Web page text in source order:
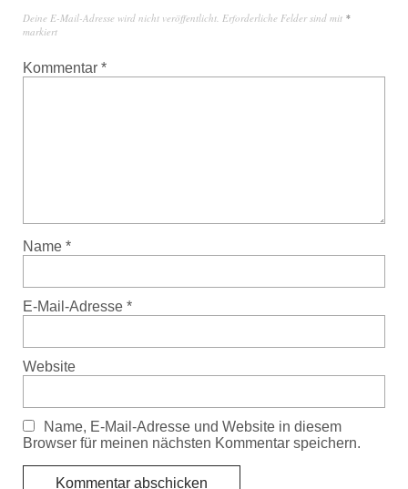
Deine E-Mail-Adresse wird nicht veröffentlicht. Erforderliche Felder sind mit *
markiert
Kommentar *
Name *
E-Mail-Adresse *
Website
Name, E-Mail-Adresse und Website in diesem
Browser für meinen nächsten Kommentar speichern.